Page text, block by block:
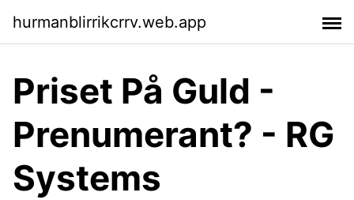
hurmanblirrikcrrv.web.app
Priset På Guld -
Prenumerant? - RG
Systems